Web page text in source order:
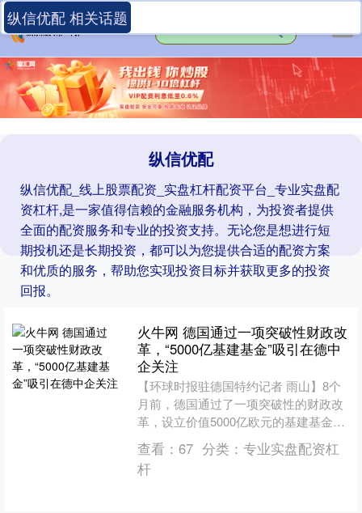
纵信优配
纵信优配_线上股票配资_实盘杠杆配资平台_专业实盘配
资杠杆,是一家值得信赖的金融服务机构，为投资者提供
全面的配资服务和专业的投资支持。无论您是想进行短
期投机还是长期投资，都可以为您提供合适的配资方案
和优质的服务，帮助您实现投资目标并获取更多的投资
回报。
纵信优配 相关话题
火牛网 德国通过一项突破性财政改
革，“5000亿基建基金”吸引在德中
企关注
【环球时报驻德国特约记者 雨山】8个
月前，德国通过了一项突破性的财政改
革，设立价值5000亿欧元的基建基金，
用于交通、医疗、能源、教育和数字化
等领域，以应对经济....
查看： 67 分类： 专业实盘配资杠
杆